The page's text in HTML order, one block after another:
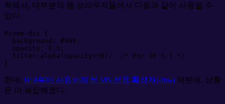
확해서, 대부분의 웹 브라우저들에서 다음과 같이 사용될 수
있다.
#some-div
{
background : #999 ;
opacity : 0.5 ;
filter : alpha(opacity=50 ) ; /* For IE 5-7 */
}
헌데, IE 8부터 사용하게 될 MS 전용 확장자(-ms-) 덕분에, 상황
은 더 복잡해졌다.